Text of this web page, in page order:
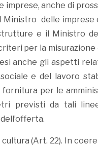
anche di
delle imprese
e il Ministro
per la
anche gli aspetti
e del lavoro
per le
previsti da tali
(Art. 22). In